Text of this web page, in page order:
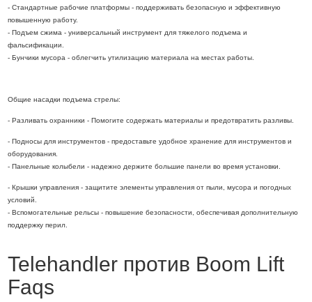
- Стандартные рабочие платформы - поддерживать безопасную и эффективную
повышенную работу.
- Подъем сжима - универсальный инструмент для тяжелого подъема и
фальсификации.
- Бунчики мусора - облегчить утилизацию материала на местах работы.
Общие насадки подъема стрелы:
- Разливать охранники - Помогите содержать материалы и предотвратить разливы.
- Подносы для инструментов - предоставьте удобное хранение для инструментов и
оборудования.
- Панельные колыбели - надежно держите большие панели во время установки.
- Крышки управления - защитите элементы управления от пыли, мусора и погодных
условий.
- Вспомогательные рельсы - повышение безопасности, обеспечивая дополнительную
поддержку перил.
Telehandler против Boom Lift
Faqs